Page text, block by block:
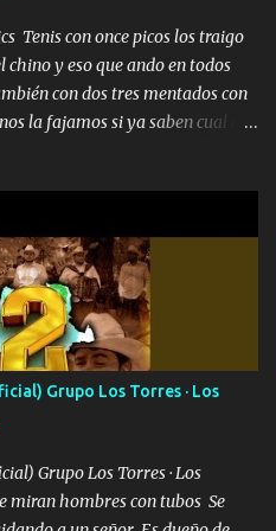
importa no saben nada falsas
corriente no quieren ve...
Tenis con once picos los traigo
y eso que ando en todos
con dos tres mentados con
la fajamos si ya saben cual es
no me falta mucho para
Japón Madrid Milán y también
vuitton es mi fragancia
en mi pic si no se han dado
Grupo Los Torres · Los
Grupo Los Torres · Los
miran hombres con tubos Se